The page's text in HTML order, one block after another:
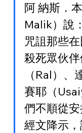
阿 納斯．
Malik）說
咒詛那些
殺死眾伙
（Ral）
賽耶（
們不順從
經文降示